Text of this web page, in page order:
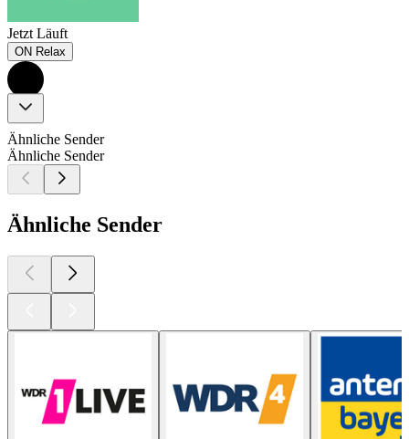
Jetzt Läuft
ON Relax
Ähnliche Sender
Ähnliche Sender
Ähnliche Sender